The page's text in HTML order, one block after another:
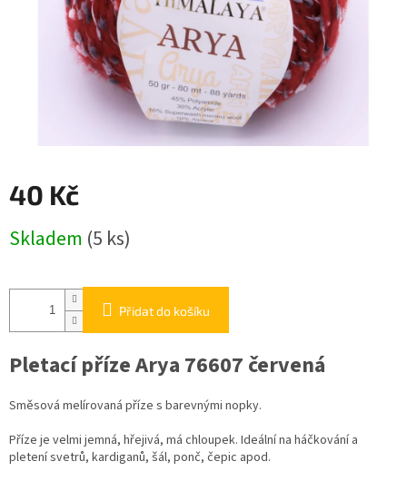
40 Kč
cena:
Skladem (5 ks)
Přidat do košíku
Pletací příze Arya 76607 červená
Směsová melírovaná příze s barevnými nopky.
Příze je velmi jemná, hřejivá, má chloupek. Ideální na háčkování a
pletení svetrů, kardiganů, šál, ponč, čepic apod.